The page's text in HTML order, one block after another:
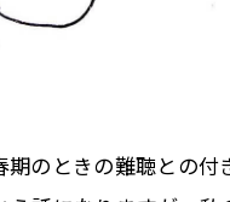
のときの難聴との付